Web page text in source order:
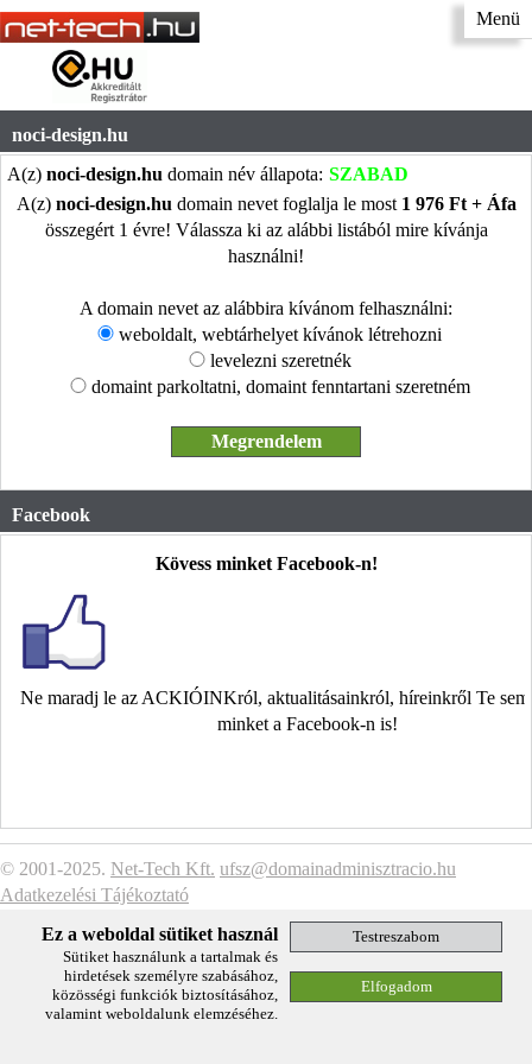
Menü
noci-design.hu
A(z) noci-design.hu domain név állapota: SZABAD
A(z) noci-design.hu domain nevet foglalja le most 1 976 Ft + Áfa
összegért 1 évre! Válassza ki az alábbi listából mire kívánja
használni!
A domain nevet az alábbira kívánom felhasználni:
weboldalt, webtárhelyet kívánok létrehozni
levelezni szeretnék
domaint parkoltatni, domaint fenntartani szeretném
Facebook
Kövess minket Facebook-n!
Ne maradj le az ACKIÓINKról, aktualitásainkról, híreinkről Te
minket a Facebook-n is!
© 2001-2025. Net-Tech Kft. ufsz@domainadminisztracio.hu
Adatkezelési Tájékoztató
Ez a weboldal sütiket használ
Sütiket használunk a tartalmak és
hirdetések személyre szabásához,
közösségi funkciók biztosításához,
valamint weboldalunk elemzéséhez.